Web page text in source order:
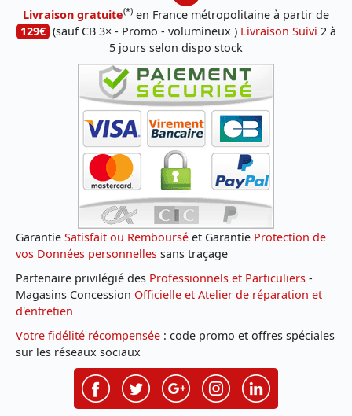
Livraison gratuite(*) en France métropolitaine à partir de
129€ (sauf CB 3× - Promo - volumineux ) Livraison Suivi 2 à
5 jours selon dispo stock
Garantie Satisfait ou Remboursé et Garantie Protection de
vos Données personnelles sans traçage
Partenaire privilégié des Professionnels et Particuliers -
Magasins Concession Officielle et Atelier de réparation et
d'entretien
Votre fidélité récompensée : code promo et offres spéciales
sur les réseaux sociaux